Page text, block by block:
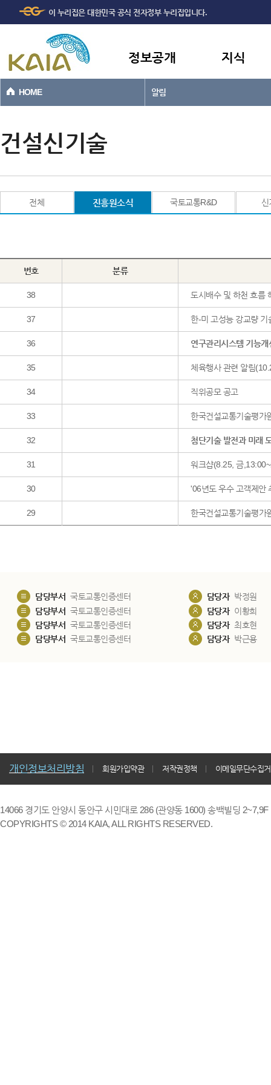
본문바로가기
이 누리집은 대한민국 공식 전자정부 누리집입니다.
정보공개 지식
HOME 알림
건설신기술
전체 진흥원소식 국토교통R&D 신
번호 분류
38 도시배수 및 하천 흐름
37 한-미 고성능 강교량 기
36 연구관리시스템 기능개
35 체육행사 관련 알림
34 직위공모 공고
33 한국건설교통기술평가
32 첨단기술 발전과 미래
31 워크샵(8.25, 금
30 '06년도 우수 고객제안
29 한국건설교통기술평가
담당부서 국토교통인증센터 담당자 박정원
담당부서 국토교통인증센터 담당자 이황희
담당부서 국토교통인증센터 담당자 최호현
담당부서 국토교통인증센터 담당자 박근용
개인정보처리방침 회원가입약관 저작권정책 이메일무단수집
14066 경기도 안양시 동안구 시민대로 286 (관양동 1600) 송백빌딩
COPYRIGHTS © 2014 KAIA, ALL RIGHTS RESERVED.